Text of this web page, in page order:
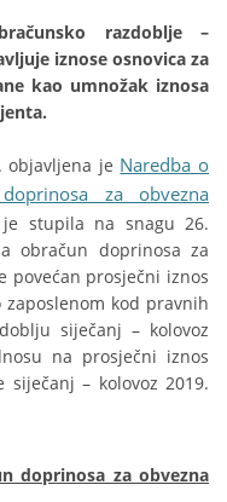
razdoblje –
iznose osnovica za
kao umnožak iznosa
objavljena je Naredba o
za obvezna
je stupila na snagu 26.
obračun doprinosa za
povećan prosječni iznos
kod pravnih
siječanj – kolovoz
na prosječni iznos
– kolovoz 2019.
doprinosa za obvezna